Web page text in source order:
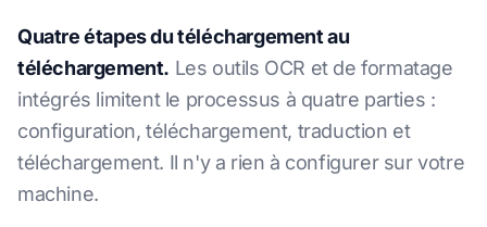
Quatre étapes du téléchargement au
téléchargement. Les outils OCR et de formatage
intégrés limitent le processus à quatre parties :
configuration, téléchargement, traduction et
téléchargement. Il n'y a rien à configurer sur votre
machine.